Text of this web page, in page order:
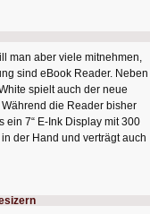
man aber viele mitnehmen,
sind eBook Reader. Neben
spielt auch der neue
die Reader bisher
ein 7“ E-Ink Display mit 300
der Hand und verträgt auch